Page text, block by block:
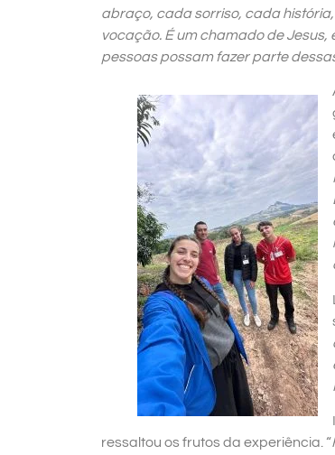
abraço, cada sorriso, cada
vocação. É um chamado de
pessoas possam fazer parte
ressaltou os frutos da experiência. “